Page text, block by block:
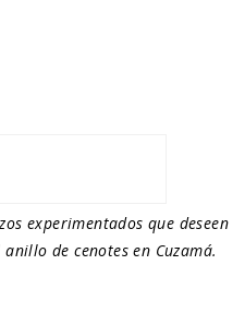
experimentados que deseen
de cenotes en Cuzamá.